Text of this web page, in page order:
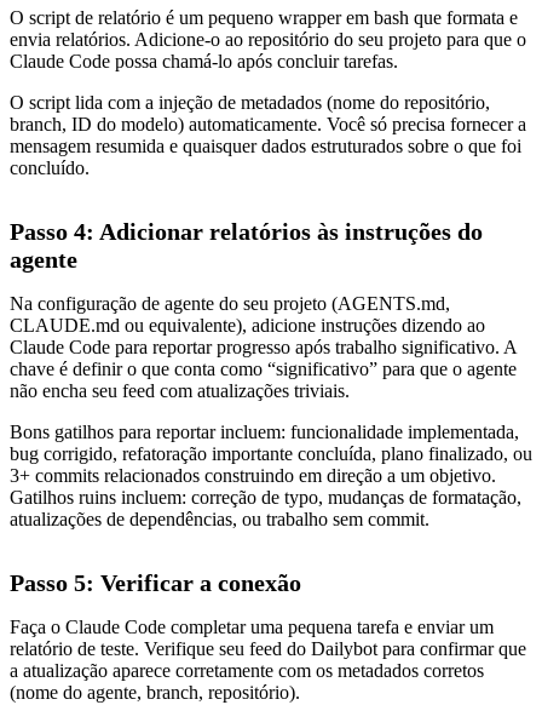
O script de relatório é um pequeno wrapper em bash que formata e
envia relatórios. Adicione-o ao repositório do seu projeto para que o
Claude Code possa chamá-lo após concluir tarefas.
O script lida com a injeção de metadados (nome do repositório,
branch, ID do modelo) automaticamente. Você só precisa fornecer a
mensagem resumida e quaisquer dados estruturados sobre o que foi
concluído.
Passo 4: Adicionar relatórios às instruções do
agente
Na configuração de agente do seu projeto (AGENTS.md,
CLAUDE.md ou equivalente), adicione instruções dizendo ao
Claude Code para reportar progresso após trabalho significativo. A
chave é definir o que conta como “significativo” para que o agente
não encha seu feed com atualizações triviais.
Bons gatilhos para reportar incluem: funcionalidade implementada,
bug corrigido, refatoração importante concluída, plano finalizado, ou
3+ commits relacionados construindo em direção a um objetivo.
Gatilhos ruins incluem: correção de typo, mudanças de formatação,
atualizações de dependências, ou trabalho sem commit.
Passo 5: Verificar a conexão
Faça o Claude Code completar uma pequena tarefa e enviar um
relatório de teste. Verifique seu feed do Dailybot para confirmar que
a atualização aparece corretamente com os metadados corretos
(nome do agente, branch, repositório).